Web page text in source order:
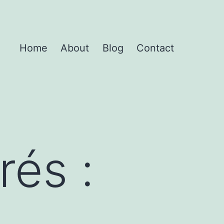
Home About Blog Contact
: